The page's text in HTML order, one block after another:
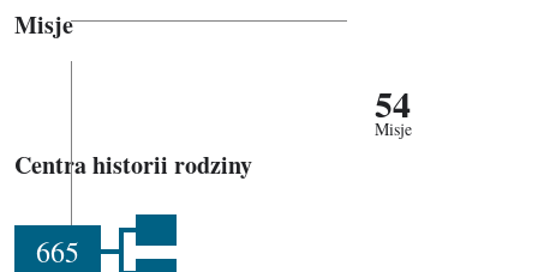
Misje
54
Misje
Centra historii rodziny
665